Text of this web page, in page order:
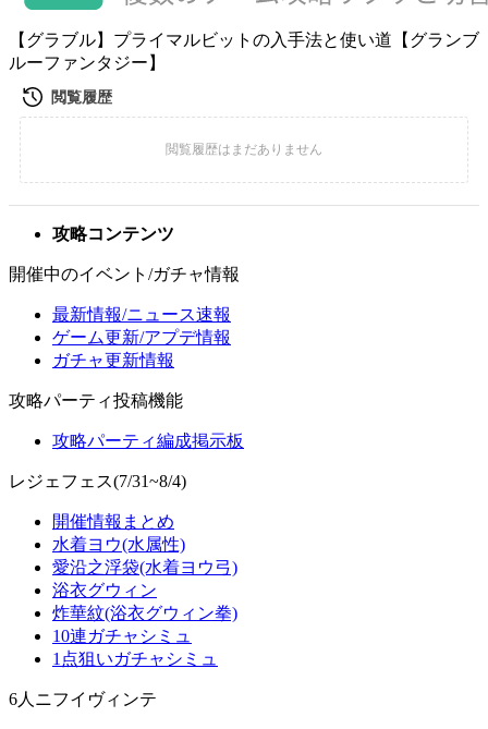
【グラブル】プライマルビットの入手法と使い道【グランブ
ルーファンタジー】
攻略コンテンツ
開催中のイベント/ガチャ情報
最新情報/ニュース速報
ゲーム更新/アプデ情報
ガチャ更新情報
攻略パーティ投稿機能
攻略パーティ編成掲示板
レジェフェス(7/31~8/4)
開催情報まとめ
水着ヨウ(水属性)
愛沿之浮袋(水着ヨウ弓)
浴衣グウィン
炸華紋(浴衣グウィン拳)
10連ガチャシミュ
1点狙いガチャシミュ
6人ニフイヴィンテ